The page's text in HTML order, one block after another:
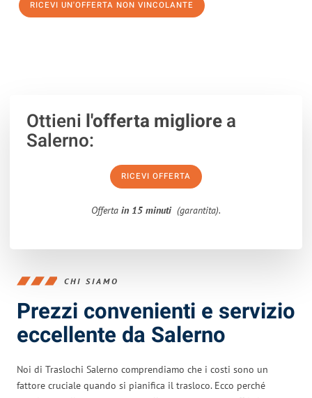
RICEVI UN'OFFERTA NON VINCOLANTE
Ottieni l'offerta migliorea
Salerno:
RICEVI OFFERTA
Offerta in 15 minuti (garantita).
CHI SIAMO
Prezzi convenienti e servizio
eccellente da Salerno
Noi di Traslochi Salerno comprendiamo che i costi sono un
fattore cruciale quando si pianifica il trasloco. Ecco perché